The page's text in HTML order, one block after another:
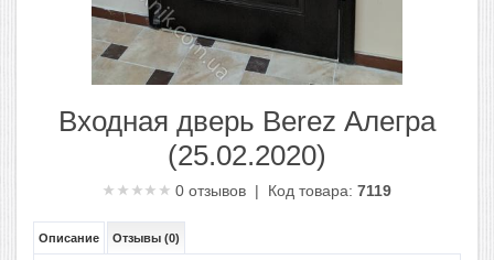
Входная дверь Berez Алегра
(25.02.2020)
0 отзывов | Код товара: 7119
Описание Отзывы (0)